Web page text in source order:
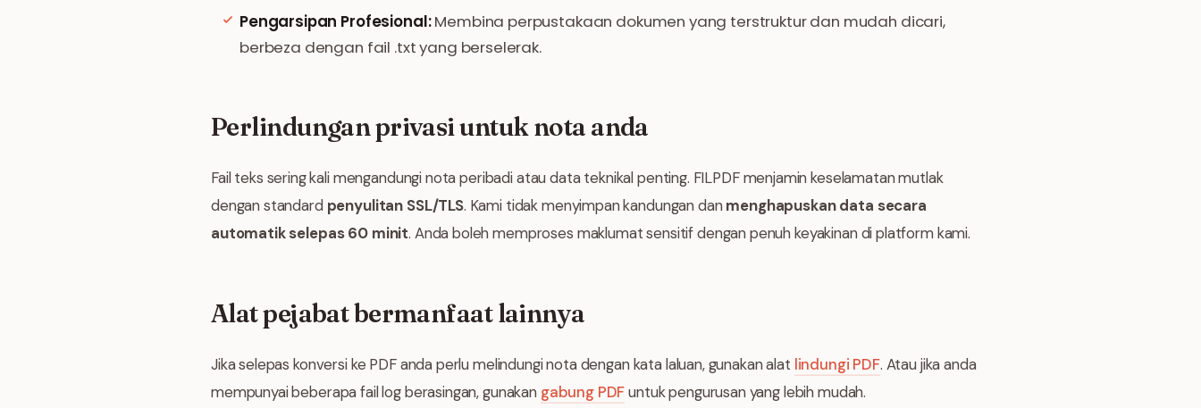
Pengarsipan Profesional:Membina perpustakaan dokumen yang terstruktur dan mudah dicari,
berbeza dengan fail .txt yang berselerak.
Perlindungan privasi untuk nota anda
Fail teks sering kali mengandungi nota peribadi atau data teknikal penting. FILPDF menjamin keselamatan mutlak
dengan standard penyulitan SSL/TLS. Kami tidak menyimpan kandungan danmenghapuskan data secara
automatik selepas 60 minit. Anda boleh memproses maklumat sensitif dengan penuh keyakinan di platform kami.
Alat pejabat bermanfaat lainnya
Jika selepas konversi ke PDF anda perlu melindungi nota dengan kata laluan, gunakan alat lindungi PDF. Atau jika anda
mempunyai beberapa fail log berasingan, gunakan gabung PDFuntuk pengurusan yang lebih mudah.